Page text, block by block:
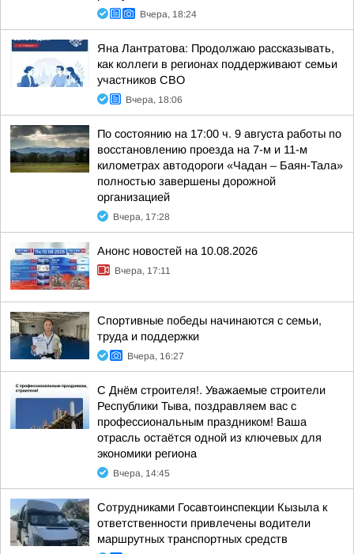
Вчера, 18:24
Яна Лантратова: Продолжаю рассказывать,
как коллеги в регионах поддерживают семьи
участников СВО
Вчера, 18:06
По состоянию на 17:00 ч. 9 августа работы по
восстановлению проезда на 7-м и 11-м
километрах автодороги «Чадан – Баян-Тала»
полностью завершены дорожной
организацией
Вчера, 17:28
Анонс новостей на 10.08.2026
Вчера, 17:11
Спортивные победы начинаются с семьи,
труда и поддержки
Вчера, 16:27
С Днём строителя!. Уважаемые строители
Республики Тыва, поздравляем вас с
профессиональным праздником! Ваша
отрасль остаётся одной из ключевых для
экономики региона
Вчера, 14:45
Сотрудниками Госавтоинспекции Кызыла к
ответственности привлечены водители
маршрутных транспортных средств